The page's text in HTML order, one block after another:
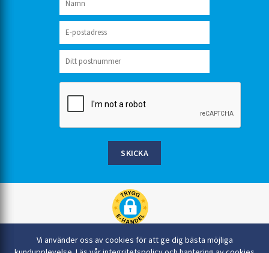
Vi använder oss av cookies för att ge dig bästa möjliga
SKICKA
Rinkaby Rör AB, Box 54, 296 21 Åhus